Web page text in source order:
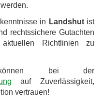
in Landshutist
rechtssichere Gutachten
Richtlinien zu
bei der
auf Zuverlässigkeit,
vertrauen!